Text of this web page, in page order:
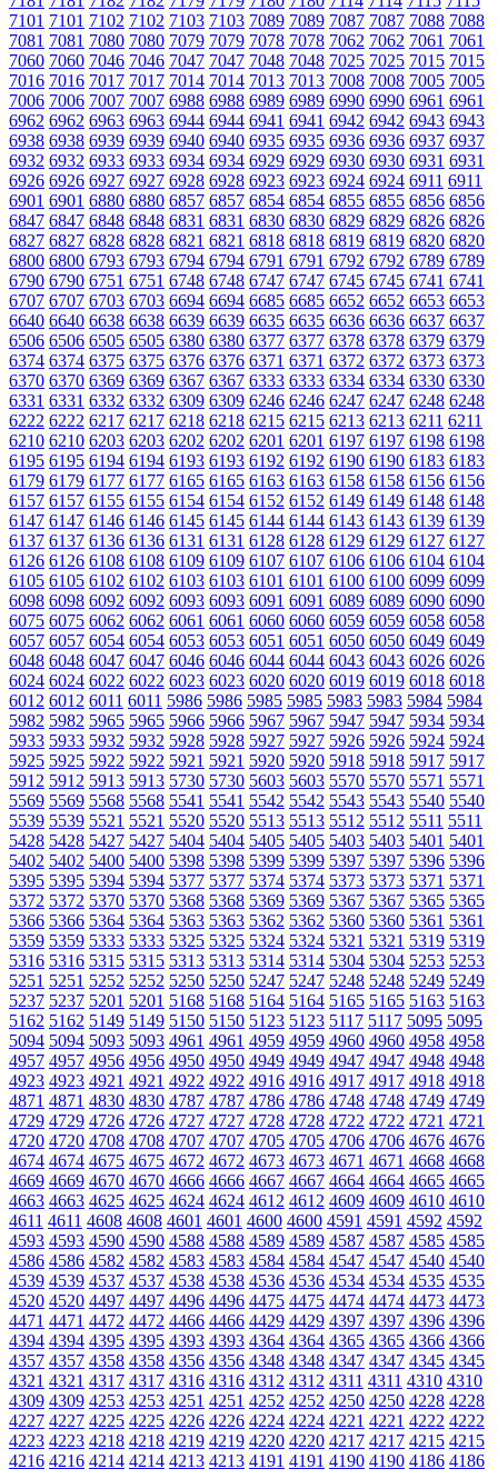
7101 7101 7102 7102 7103 7103 7089 7089 7087 7087 7088 7088
7081 7081 7080 7080 7079 7079 7078 7078 7062 7062 7061 7061
7060 7060 7046 7046 7047 7047 7048 7048 7025 7025 7015 7015
7016 7016 7017 7017 7014 7014 7013 7013 7008 7008 7005 7005
7006 7006 7007 7007 6988 6988 6989 6989 6990 6990 6961 6961
6962 6962 6963 6963 6944 6944 6941 6941 6942 6942 6943 6943
6938 6938 6939 6939 6940 6940 6935 6935 6936 6936 6937 6937
6932 6932 6933 6933 6934 6934 6929 6929 6930 6930 6931 6931
6926 6926 6927 6927 6928 6928 6923 6923 6924 6924 6911 6911
6901 6901 6880 6880 6857 6857 6854 6854 6855 6855 6856 6856
6847 6847 6848 6848 6831 6831 6830 6830 6829 6829 6826 6826
6827 6827 6828 6828 6821 6821 6818 6818 6819 6819 6820 6820
6800 6800 6793 6793 6794 6794 6791 6791 6792 6792 6789 6789
6790 6790 6751 6751 6748 6748 6747 6747 6745 6745 6741 6741
6707 6707 6703 6703 6694 6694 6685 6685 6652 6652 6653 6653
6640 6640 6638 6638 6639 6639 6635 6635 6636 6636 6637 6637
6506 6506 6505 6505 6380 6380 6377 6377 6378 6378 6379 6379
6374 6374 6375 6375 6376 6376 6371 6371 6372 6372 6373 6373
6370 6370 6369 6369 6367 6367 6333 6333 6334 6334 6330 6330
6331 6331 6332 6332 6309 6309 6246 6246 6247 6247 6248 6248
6222 6222 6217 6217 6218 6218 6215 6215 6213 6213 6211 6211
6210 6210 6203 6203 6202 6202 6201 6201 6197 6197 6198 6198
6195 6195 6194 6194 6193 6193 6192 6192 6190 6190 6183 6183
6179 6179 6177 6177 6165 6165 6163 6163 6158 6158 6156 6156
6157 6157 6155 6155 6154 6154 6152 6152 6149 6149 6148 6148
6147 6147 6146 6146 6145 6145 6144 6144 6143 6143 6139 6139
6137 6137 6136 6136 6131 6131 6128 6128 6129 6129 6127 6127
6126 6126 6108 6108 6109 6109 6107 6107 6106 6106 6104 6104
6105 6105 6102 6102 6103 6103 6101 6101 6100 6100 6099 6099
6098 6098 6092 6092 6093 6093 6091 6091 6089 6089 6090 6090
6075 6075 6062 6062 6061 6061 6060 6060 6059 6059 6058 6058
6057 6057 6054 6054 6053 6053 6051 6051 6050 6050 6049 6049
6048 6048 6047 6047 6046 6046 6044 6044 6043 6043 6026 6026
6024 6024 6022 6022 6023 6023 6020 6020 6019 6019 6018 6018
6012 6012 6011 6011 5986 5986 5985 5985 5983 5983 5984 5984
5982 5982 5965 5965 5966 5966 5967 5967 5947 5947 5934 5934
5933 5933 5932 5932 5928 5928 5927 5927 5926 5926 5924 5924
5925 5925 5922 5922 5921 5921 5920 5920 5918 5918 5917 5917
5912 5912 5913 5913 5730 5730 5603 5603 5570 5570 5571 5571
5569 5569 5568 5568 5541 5541 5542 5542 5543 5543 5540 5540
5539 5539 5521 5521 5520 5520 5513 5513 5512 5512 5511 5511
5428 5428 5427 5427 5404 5404 5405 5405 5403 5403 5401 5401
5402 5402 5400 5400 5398 5398 5399 5399 5397 5397 5396 5396
5395 5395 5394 5394 5377 5377 5374 5374 5373 5373 5371 5371
5372 5372 5370 5370 5368 5368 5369 5369 5367 5367 5365 5365
5366 5366 5364 5364 5363 5363 5362 5362 5360 5360 5361 5361
5359 5359 5333 5333 5325 5325 5324 5324 5321 5321 5319 5319
5316 5316 5315 5315 5313 5313 5314 5314 5304 5304 5253 5253
5251 5251 5252 5252 5250 5250 5247 5247 5248 5248 5249 5249
5237 5237 5201 5201 5168 5168 5164 5164 5165 5165 5163 5163
5162 5162 5149 5149 5150 5150 5123 5123 5117 5117 5095 5095
5094 5094 5093 5093 4961 4961 4959 4959 4960 4960 4958 4958
4957 4957 4956 4956 4950 4950 4949 4949 4947 4947 4948 4948
4923 4923 4921 4921 4922 4922 4916 4916 4917 4917 4918 4918
4871 4871 4830 4830 4787 4787 4786 4786 4748 4748 4749 4749
4729 4729 4726 4726 4727 4727 4728 4728 4722 4722 4721 4721
4720 4720 4708 4708 4707 4707 4705 4705 4706 4706 4676 4676
4674 4674 4675 4675 4672 4672 4673 4673 4671 4671 4668 4668
4669 4669 4670 4670 4666 4666 4667 4667 4664 4664 4665 4665
4663 4663 4625 4625 4624 4624 4612 4612 4609 4609 4610 4610
4611 4611 4608 4608 4601 4601 4600 4600 4591 4591 4592 4592
4593 4593 4590 4590 4588 4588 4589 4589 4587 4587 4585 4585
4586 4586 4582 4582 4583 4583 4584 4584 4547 4547 4540 4540
4539 4539 4537 4537 4538 4538 4536 4536 4534 4534 4535 4535
4520 4520 4497 4497 4496 4496 4475 4475 4474 4474 4473 4473
4471 4471 4472 4472 4466 4466 4429 4429 4397 4397 4396 4396
4394 4394 4395 4395 4393 4393 4364 4364 4365 4365 4366 4366
4357 4357 4358 4358 4356 4356 4348 4348 4347 4347 4345 4345
4321 4321 4317 4317 4316 4316 4312 4312 4311 4311 4310 4310
4309 4309 4253 4253 4251 4251 4252 4252 4250 4250 4228 4228
4227 4227 4225 4225 4226 4226 4224 4224 4221 4221 4222 4222
4223 4223 4218 4218 4219 4219 4220 4220 4217 4217 4215 4215
4216 4216 4214 4214 4213 4213 4191 4191 4190 4190 4186 4186